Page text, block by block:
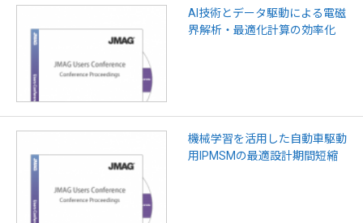
AI技術とデータ駆動による電磁
界解析・最適化計算の効率化
機械学習を活用した自動車駆動
用IPMSMの最適設計期間短縮